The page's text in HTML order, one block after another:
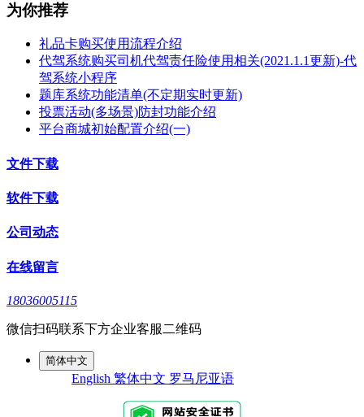
为你推荐
礼品卡购买使用流程介绍
代驾系统购买司机代驾责任险使用相关(2021.1.1更新)-代
驾系统小程序
题库系统功能清单(不定期实时更新)
投票活动(多场景)防封功能介绍
平台商城初始配置介绍(一)
文件下载
软件下载
公司动态
在线留言
18036005115
微信扫码联系下方企业客服二维码
简体中文
English 繁体中文 罗马尼亚语